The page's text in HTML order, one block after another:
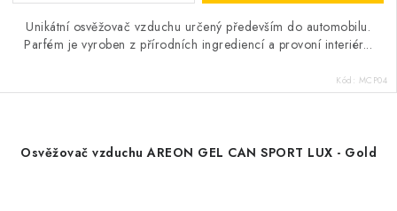
Unikátní osvěžovač vzduchu určený především do automobilu.
Parfém je vyroben z přírodních ingrediencí a provoní interiér...
Kód: MCP04
Osvěžovač vzduchu AREON GEL CAN SPORT LUX - Gold